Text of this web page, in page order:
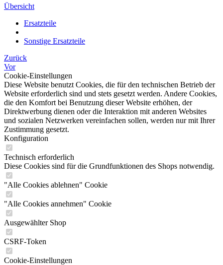
Übersicht
Ersatzteile
Sonstige Ersatzteile
Zurück
Vor
Cookie-Einstellungen
Diese Website benutzt Cookies, die für den technischen Betrieb der
Website erforderlich sind und stets gesetzt werden. Andere Cookies,
die den Komfort bei Benutzung dieser Website erhöhen, der
Direktwerbung dienen oder die Interaktion mit anderen Websites
und sozialen Netzwerken vereinfachen sollen, werden nur mit Ihrer
Zustimmung gesetzt.
Konfiguration
Technisch erforderlich
Diese Cookies sind für die Grundfunktionen des Shops notwendig.
"Alle Cookies ablehnen" Cookie
"Alle Cookies annehmen" Cookie
Ausgewählter Shop
CSRF-Token
Cookie-Einstellungen